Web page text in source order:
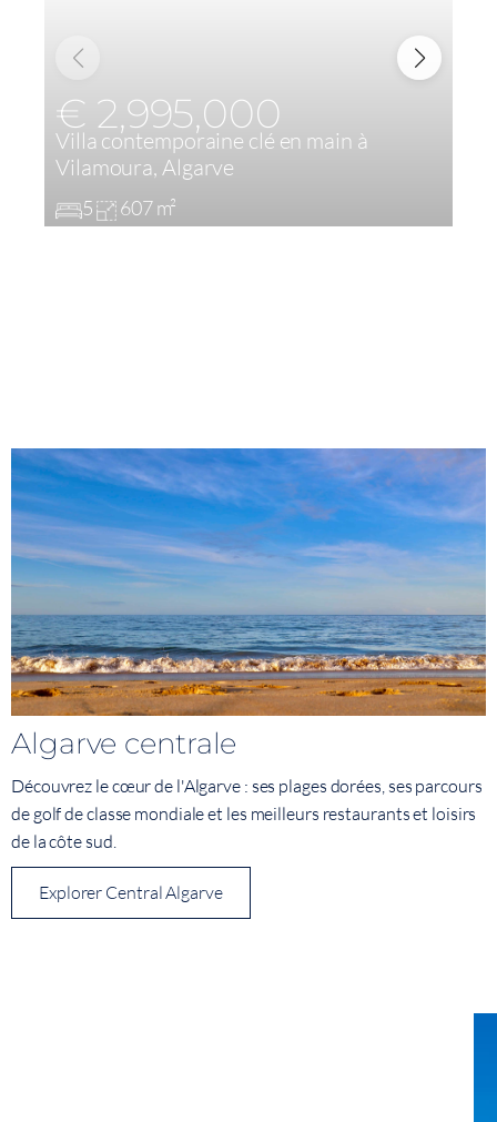
€ 2,995,000
Villa contemporaine clé en main à
Vilamoura, Algarve
5 607 m²
Algarve centrale
Découvrez le cœur de l'Algarve : ses plages dorées, ses parcours
de golf de classe mondiale et les meilleurs restaurants et loisirs
de la côte sud.
Explorer Central Algarve